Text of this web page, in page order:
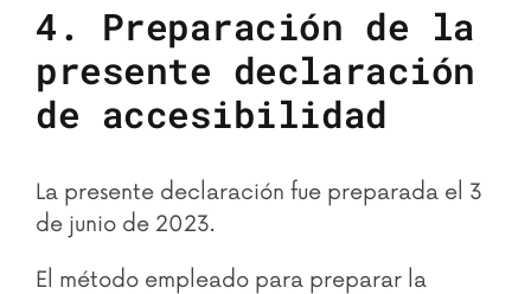
4. Preparación de la
presente declaración
de accesibilidad
La presente declaración fue preparada el 3
de junio de 2023.
El método empleado para preparar la